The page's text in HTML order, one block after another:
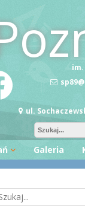
im.
ul.
Wiedzy
Galeria